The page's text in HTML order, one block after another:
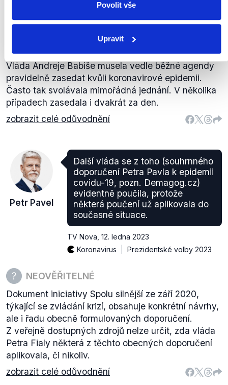
Povolit vše
Upravit
Babiš
,12. ledna 2023
Prezidentské volby 2023
Koronavirus
Vláda Andreje Babiše musela vedle běžné agendy
pravidelně zasedat kvůli koronavirové epidemii.
Často tak svolávala mimořádná jednání. V několika
případech zasedala i dvakrát za den.
zobrazit celé odůvodnění
Petr Pavel
Další vláda se z toho (souhrnného
doporučení Petra Pavla k epidemii
covidu-19, pozn. Demagog.cz)
evidentně poučila, protože
některá poučení už aplikovala do
současné situace.
TV Nova 12. ledna 2023
Koronavirus
Prezidentské volby 2023
NEOVĚŘITELNÉ
Dokument iniciativy Spolu silnější ze září 2020,
týkající se zvládání krizí, obsahuje konkrétní návrhy,
ale i řadu obecně formulovaných doporučení.
Z veřejně dostupných zdrojů nelze určit, zda vláda
Petra Fialy některá z těchto obecných doporučení
aplikovala, či nikoliv.
zobrazit celé odůvodnění